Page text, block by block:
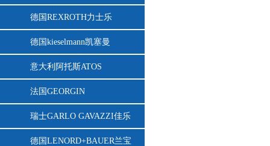
德国REXROTH力士乐
德国kieselmann凯塞曼
意大利阿托斯ATOS
法国GEORGIN
瑞士GARLO GAVAZZI佳乐
德国LENORD+BAUER兰宝